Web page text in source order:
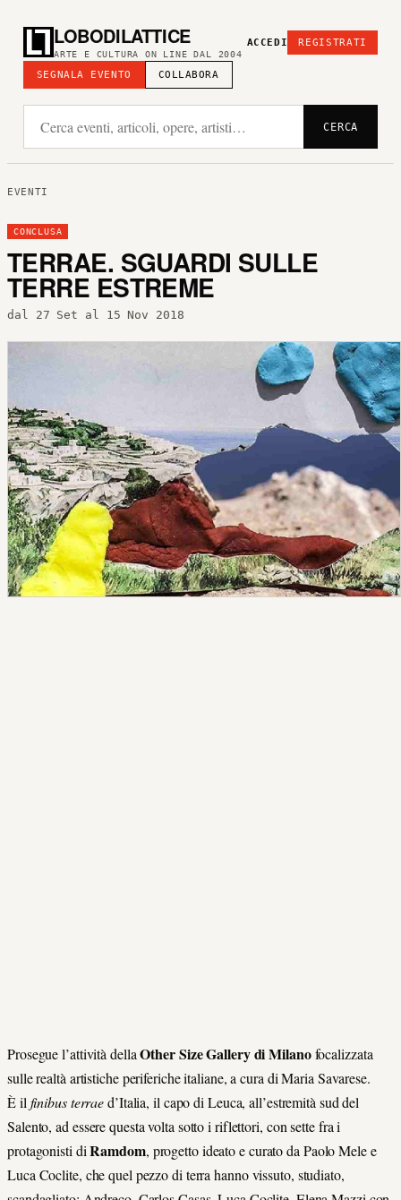
LOBODILATTICE
ARTE E CULTURA ON LINE DAL 2004
SEGNALA EVENTO COLLABORA
ACCEDI REGISTRATI
CERCA
EVENTI
CONCLUSA
TERRAE. SGUARDI SULLE
TERRE ESTREME
dal 27 Set al 15 Nov 2018
Prosegue l’attività dellaOther Size Gallery di Milanofocalizzata
sulle realtà artistiche periferiche italiane, a cura di Maria Savarese.
È il finibus terraed’Italia, il capo di Leuca, all’estremità sud del
Salento, ad essere questa volta sotto i riflettori, con sette fra i
protagonisti diRamdom, progetto ideato e curato da Paolo Mele e
Luca Coclite, che quel pezzo di terra hanno vissuto, studiato,